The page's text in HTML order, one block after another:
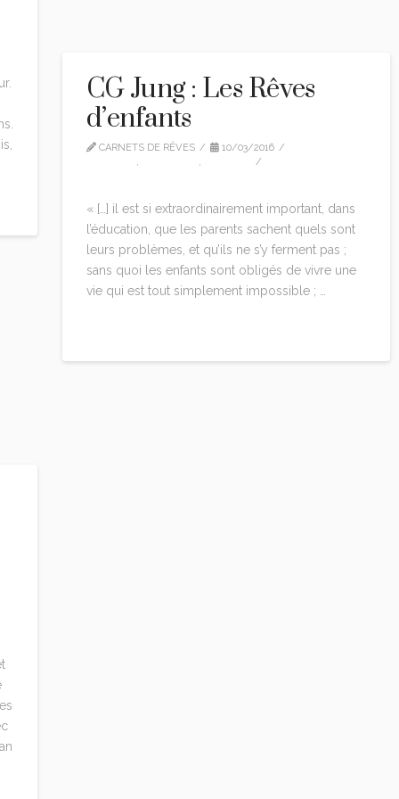
CG Jung : Les Rêves
d’enfants
CARNETS DE RÊVES
10/03/2016
, ,
« […] il est si extraordinairement important, dans
l’éducation, que les parents sachent quels sont
leurs problèmes, et qu’ils ne s’y ferment pas ;
sans quoi les enfants sont obligés de vivre une
vie qui est tout simplement impossible ; …